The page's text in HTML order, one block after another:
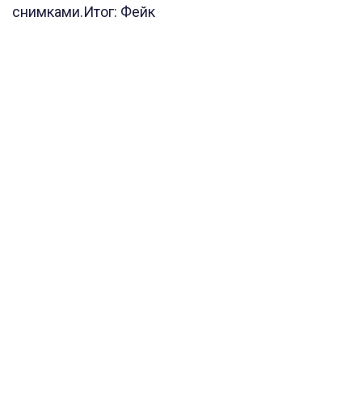
снимками.Итог: Фейк